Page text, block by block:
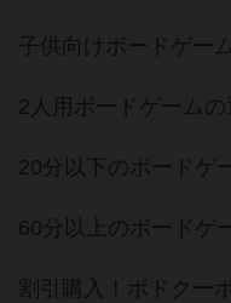
子供向けボードゲー
2人用ボードゲームの
20分以下のボードゲ
60分以上のボードゲ
割引購入！ボドクー